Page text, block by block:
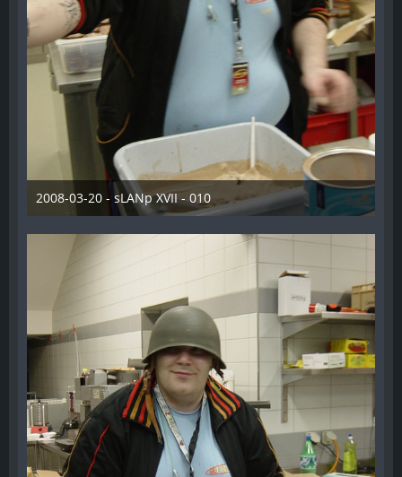
2008-03-20 - sLANp XVII - 010
28. Dezember 2012